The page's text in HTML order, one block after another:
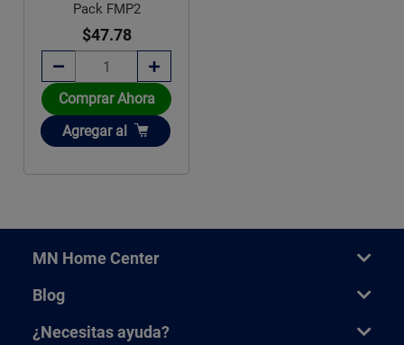
Pack FMP2
$47.78
Comprar Ahora
Añadir
Agregar al
MN Home Center
Blog
¿Necesitas ayuda?